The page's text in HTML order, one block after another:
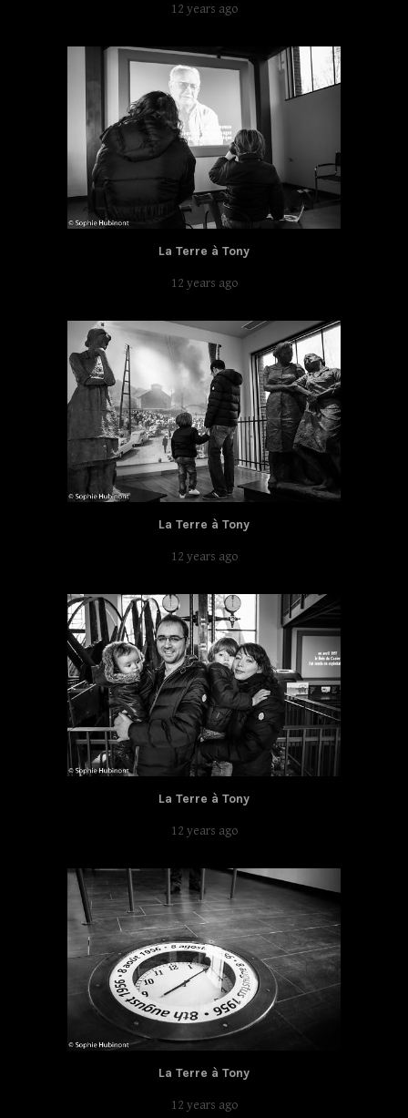
12 years ago
La Terre à Tony
12 years ago
La Terre à Tony
12 years ago
La Terre à Tony
12 years ago
La Terre à Tony
12 years ago